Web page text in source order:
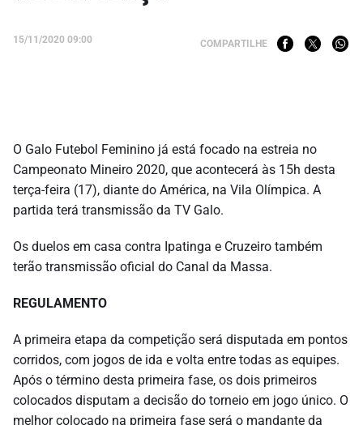
15/11/2020 09:00 COMPARTILHE
O Galo Futebol Feminino já está focado na estreia no
Campeonato Mineiro 2020, que acontecerá às 15h desta
terça-feira (17), diante do América, na Vila Olímpica. A
partida terá transmissão da TV Galo.
Os duelos em casa contra Ipatinga e Cruzeiro também
terão transmissão oficial do Canal da Massa.
REGULAMENTO
A primeira etapa da competição será disputada em pontos
corridos, com jogos de ida e volta entre todas as equipes.
Após o término desta primeira fase, os dois primeiros
colocados disputam a decisão do torneio em jogo único. O
melhor colocado na primeira fase será o mandante da